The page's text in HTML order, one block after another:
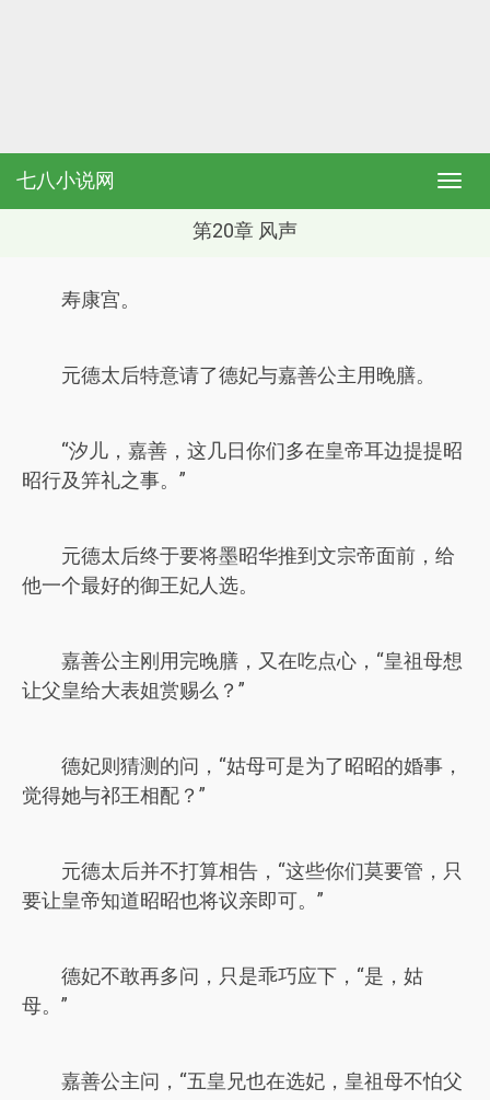
七八小说网
第20章 风声
寿康宫。
元德太后特意请了德妃与嘉善公主用晚膳。
“汐儿，嘉善，这几日你们多在皇帝耳边提提昭
昭行及笄礼之事。”
元德太后终于要将墨昭华推到文宗帝面前，给
他一个最好的御王妃人选。
嘉善公主刚用完晚膳，又在吃点心，“皇祖母想
让父皇给大表姐赏赐么？”
德妃则猜测的问，“姑母可是为了昭昭的婚事，
觉得她与祁王相配？”
元德太后并不打算相告，“这些你们莫要管，只
要让皇帝知道昭昭也将议亲即可。”
德妃不敢再多问，只是乖巧应下，“是，姑
母。”
嘉善公主问，“五皇兄也在选妃，皇祖母不怕父